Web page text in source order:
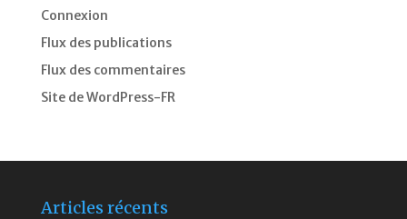
Connexion
Flux des publications
Flux des commentaires
Site de WordPress-FR
Articles récents